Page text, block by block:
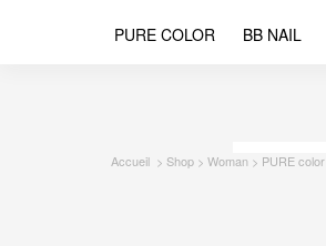
PURE COLOR BB NAIL
Accueil Shop Woman PURE color